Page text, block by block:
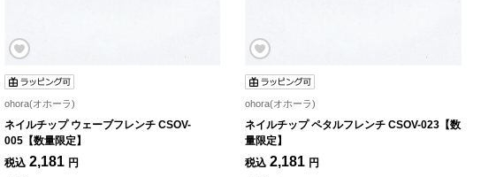
ohora(オホーラ)
ネイルチップ ウェーブフレンチ CSOV-
005【数量限定】
税込 2,181 円
ohora(オホーラ)
ネイルチップ ペタルフレンチ CSOV-023【数
量限定】
税込 2,181 円